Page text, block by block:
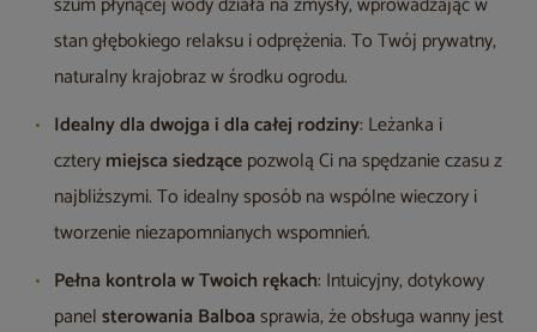
stan głębokiego relaksu i odprężenia. To Twój prywatny,
naturalny krajobraz w środku ogrodu.
Idealny dla dwojga i dla całej rodziny: Leżanka i
czterymiejsca siedzącepozwolą Ci na spędzanie czasu z
najbliższymi. To idealny sposób na wspólne wieczory i
tworzenie niezapomnianych wspomnień.
Pełna kontrola w Twoich rękach: Intuicyjny, dotykowy
panelsterowania Balboasprawia, że obsługa wanny jest